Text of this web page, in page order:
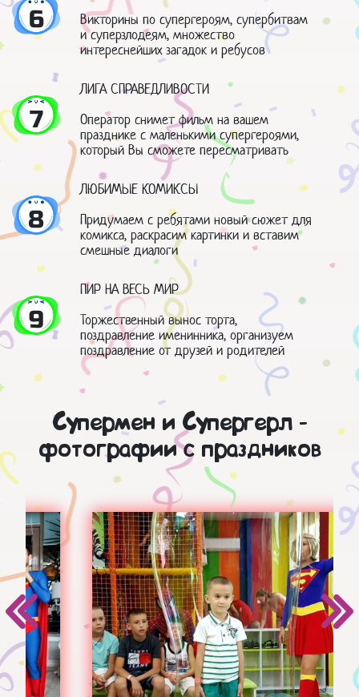
6
Викторины по супергероям, супербитвам
и суперзлодеям, множество
интереснейших загадок и ребусов
7
ЛИГА СПРАВЕДЛИВОСТИ
Оператор снимет фильм на вашем
празднике с маленькими супергероями,
который Вы сможете пересматривать
8
ЛЮБИМЫЕ КОМИКСЫ
Придумаем с ребятами новый сюжет для
комикса, раскрасим картинки и вставим
смешные диалоги
9
ПИР НА ВЕСЬ МИР
Торжественный вынос торта,
поздравление именинника, организуем
поздравление от друзей и родителей
Супермен и Супергерл -
фотографии с праздников